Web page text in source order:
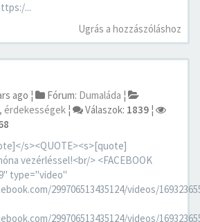
...
Ugrás a hozzászóláshoz
ago ¦ Fórum: Dumaláda ¦
érdekességek ¦ Válaszok: 1839 ¦
s><QUOTE><s>[quote]
vezérléssel!<br/> <FACEBOOK
type="video"
299706513435124/videos/
299706513435124/videos/